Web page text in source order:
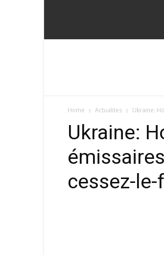
Home Actualites Ukraine:
Ukraine:
cessez-le-